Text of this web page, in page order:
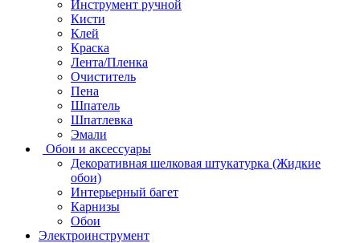
Инструмент ручной
Кисти
Клей
Краска
Лента/Пленка
Очиститель
Пена
Шпатель
Шпатлевка
Эмали
Обои и аксессуары
Декоративная шелковая штукатурка (Жидкие
обои)
Интерьерный багет
Карнизы
Обои
Электроинструмент